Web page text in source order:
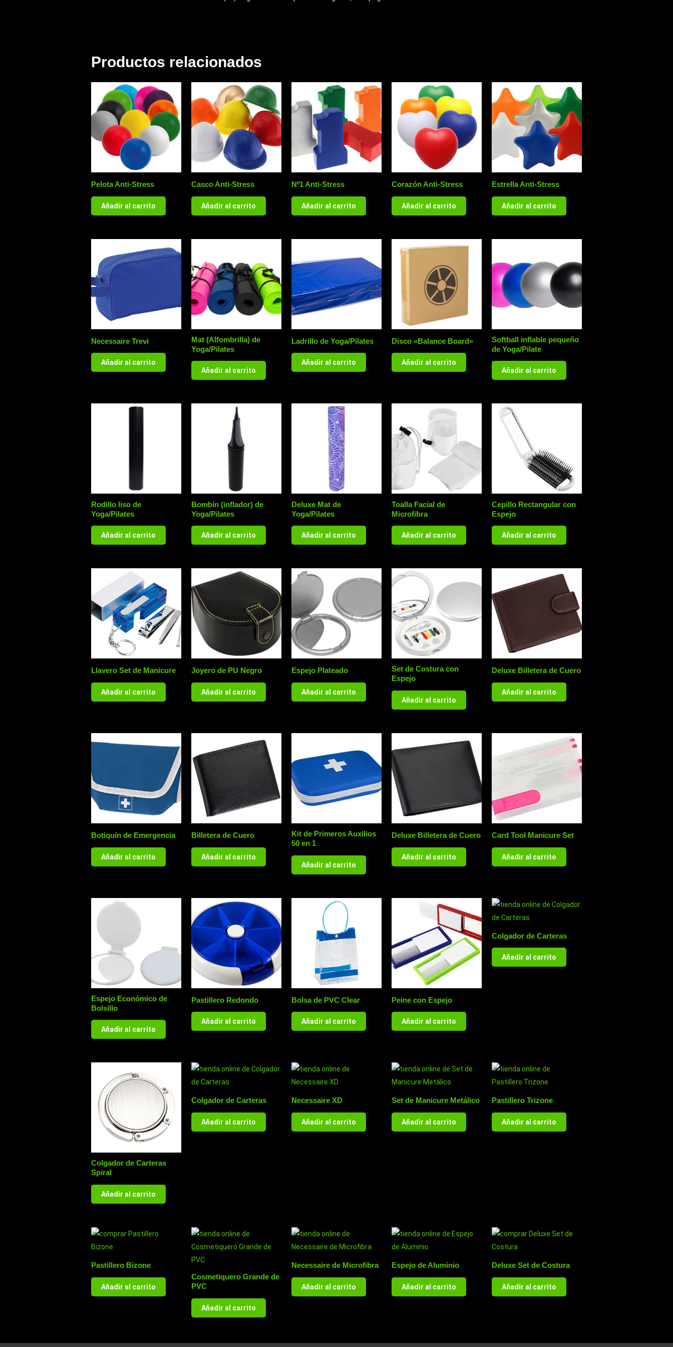
Productos relacionados
Pelota Anti-Stress
Añadir al carrito
Casco Anti-Stress
Añadir al carrito
Nº1 Anti-Stress
Añadir al carrito
Corazón Anti-Stress
Añadir al carrito
Estrella Anti-Stress
Añadir al carrito
Necessaire Trevi
Añadir al carrito
Mat (Alfombrilla) de
Yoga/Pilates
Añadir al carrito
Ladrillo de Yoga/Pilates
Añadir al carrito
Disco «Balance Board»
Añadir al carrito
Softball inflable pequeño
de Yoga/Pilate
Añadir al carrito
Rodillo liso de
Yoga/Pilates
Añadir al carrito
Bombín (inflador) de
Yoga/Pilates
Añadir al carrito
Deluxe Mat de
Yoga/Pilates
Añadir al carrito
Toalla Facial de
Microfibra
Añadir al carrito
Cepillo Rectangular con
Espejo
Añadir al carrito
Llavero Set de Manicure
Añadir al carrito
Joyero de PU Negro
Añadir al carrito
Espejo Plateado
Añadir al carrito
Set de Costura con
Espejo
Añadir al carrito
Deluxe Billetera de Cuero
Añadir al carrito
Botiquín de Emergencia
Añadir al carrito
Billetera de Cuero
Añadir al carrito
Kit de Primeros Auxilios
50 en 1
Añadir al carrito
Deluxe Billetera de Cuero
Añadir al carrito
Card Tool Manicure Set
Añadir al carrito
Espejo Económico de
Bolsillo
Añadir al carrito
Pastillero Redondo
Añadir al carrito
Bolsa de PVC Clear
Añadir al carrito
Peine con Espejo
Añadir al carrito
Colgador de Carteras
Añadir al carrito
Colgador de Carteras
Spiral
Añadir al carrito
Colgador de Carteras
Añadir al carrito
Necessaire XD
Añadir al carrito
Set de Manicure Metálico
Añadir al carrito
Pastillero Trizone
Añadir al carrito
Pastillero Bizone
Añadir al carrito
Cosmetiquero Grande de
PVC
Añadir al carrito
Necessaire de Microfibra
Añadir al carrito
Espejo de Aluminio
Añadir al carrito
Deluxe Set de Costura
Añadir al carrito